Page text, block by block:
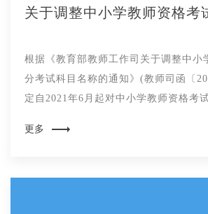
关于调整中小学教师资格考
根据《教育部教师工作司关于调整中小
分考试科目名称的通知》(教师司函〔
定自2021年6月起对中小学教师资格考
更多